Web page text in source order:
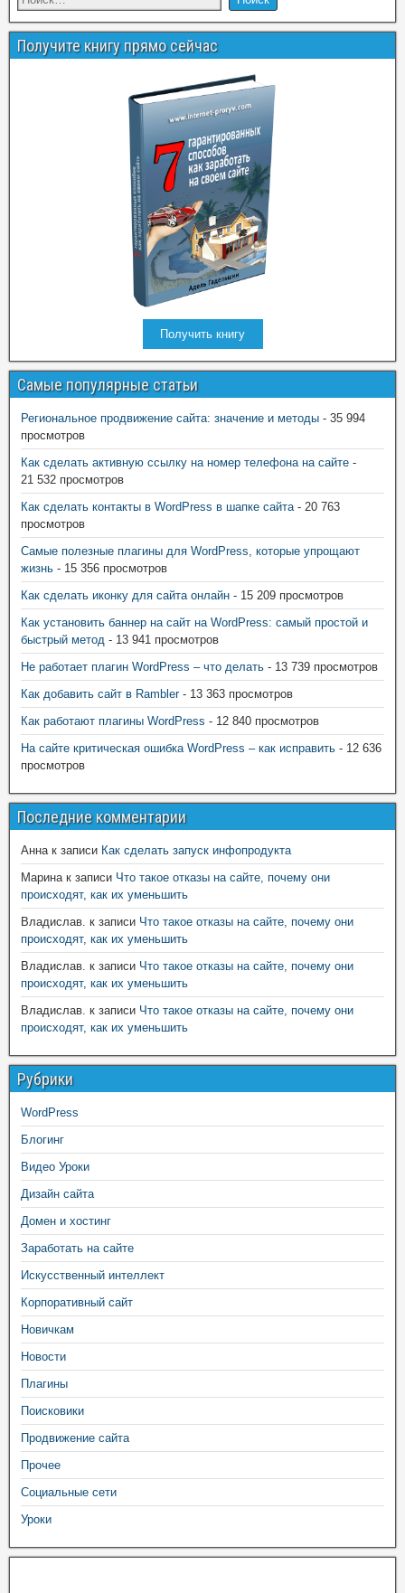
Получите книгу прямо сейчас
Получить книгу
Самые популярные статьи
Региональное продвижение сайта: значение и методы - 35 994
просмотров
Как сделать активную ссылку на номер телефона на сайте -
21 532 просмотров
Как сделать контакты в WordPress в шапке сайта- 20 763
просмотров
Самые полезные плагины для WordPress, которые упрощают
жизнь - 15 356 просмотров
Как сделать иконку для сайта онлайн - 15 209 просмотров
Как установить баннер на сайт на WordPress: самый простой и
быстрый метод - 13 941 просмотров
Не работает плагин WordPress – что делать - 13 739 просмотров
Как добавить сайт в Rambler- 13 363 просмотров
Как работают плагины WordPress - 12 840 просмотров
На сайте критическая ошибка WordPress – как исправить - 12 636
просмотров
Последние комментарии
Аннак записи Как сделать запуск инфопродукта
Маринак записи Что такое отказы на сайте, почему они
происходят, как их уменьшить
Владислав. к записи Что такое отказы на сайте, почему они
происходят, как их уменьшить
Владислав. к записи Что такое отказы на сайте, почему они
происходят, как их уменьшить
Владислав. к записи Что такое отказы на сайте, почему они
происходят, как их уменьшить
Рубрики
WordPress
Блогинг
Видео Уроки
Дизайн сайта
Домен и хостинг
Заработать на сайте
Искусственный интеллект
Корпоративный сайт
Новичкам
Новости
Плагины
Поисковики
Продвижение сайта
Прочее
Социальные сети
Уроки